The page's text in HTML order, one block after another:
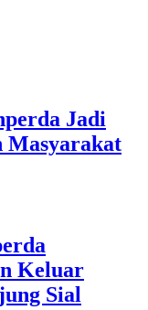
Jadi
Masyarakat
Keluar
Sial